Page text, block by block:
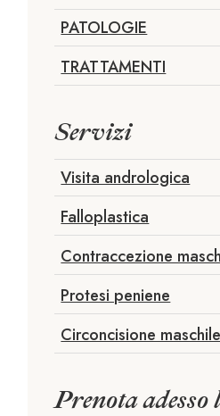
PATOLOGIE
TRATTAMENTI
Servizi
Visita andrologica
Falloplastica
Contraccezione
Protesi peniene
Circoncisione maschile
Prenota